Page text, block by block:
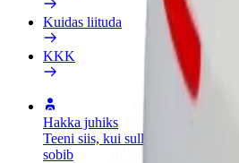
Kuidas liituda
KKK
Hakka juhiks
Teeni siis, kui sulle
sobib